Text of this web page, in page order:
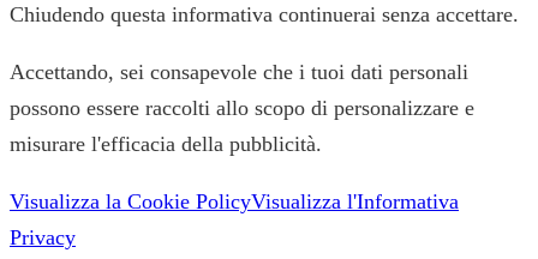
Chiudendo questa informativa continuerai senza accettare.
Accettando, sei consapevole che i tuoi dati personali
possono essere raccolti allo scopo di personalizzare e
misurare l'efficacia della pubblicità.
Visualizza la Cookie PolicyVisualizza l'Informativa
Privacy